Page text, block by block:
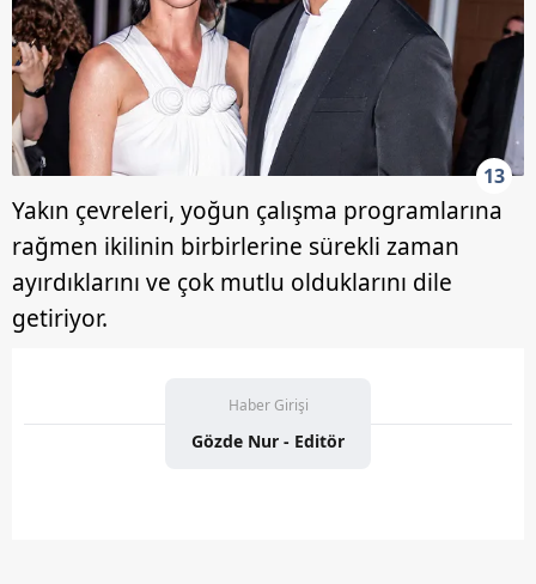
13
Yakın çevreleri, yoğun çalışma programlarına
rağmen ikilinin birbirlerine sürekli zaman
ayırdıklarını ve çok mutlu olduklarını dile
getiriyor.
Haber Girişi
Gözde Nur - Editör